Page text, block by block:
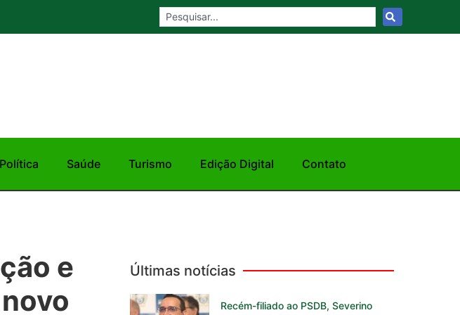
Política Saúde Turismo Edição Digital Contato
e
Últimas notícias
Recém-filiado ao PSDB, Severino